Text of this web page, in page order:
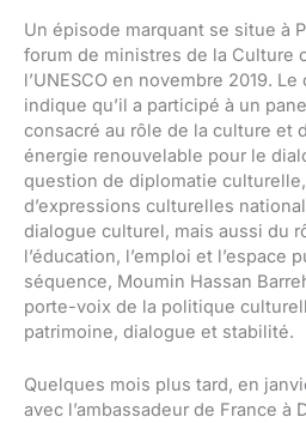
Un épisode marquant se situe à
forum de ministres de la Culture
l’UNESCO en novembre 2019.
indique qu’il a participé à un
consacré au rôle de la culture et
énergie renouvelable pour le
question de diplomatie
d’expressions culturelles
dialogue culturel, mais aussi du
l’éducation, l’emploi et l’espace
séquence, Moumin Hassan
porte-voix de la politique
patrimoine, dialogue et stabilité.
Quelques mois plus tard, en
avec l’ambassadeur de France